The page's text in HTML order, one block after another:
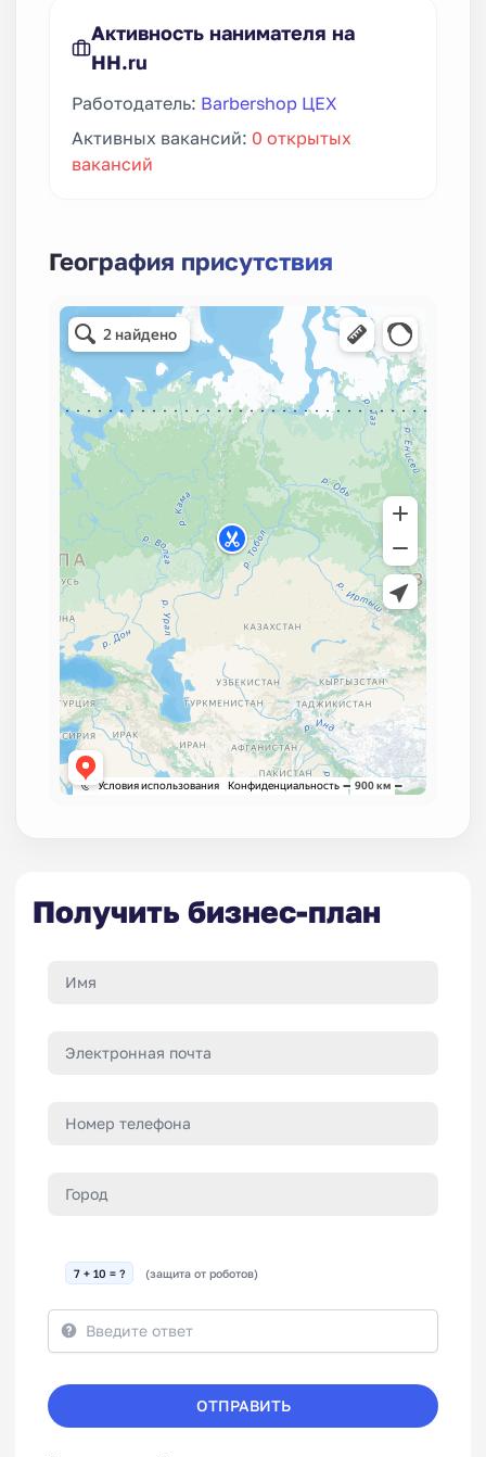
Активность нанимателя на
HH.ru
Работодатель: Barbershop ЦЕХ
Активных вакансий: 0 открытых
вакансий
География присутствия
Получить бизнес-план
7 + 10 = ? (защита от роботов)
ОТПРАВИТЬ